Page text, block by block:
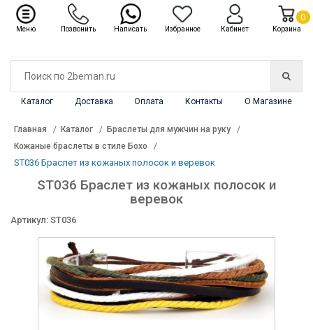
Каталог Доставка Оплата Контакты О Магазине
Каталог ✖
Главная Каталог
Браслеты для мужчин на руку
Кожаные браслеты в стиле Бохо
ST036 Браслет из кожаных полосок и веревок
ST036 Браслет из кожаных полосок и
веревок
Артикул: ST036
Меню Позвонить Написать Избранное Кабинет Корзина
0